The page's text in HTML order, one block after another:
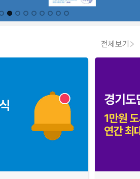
전체보기